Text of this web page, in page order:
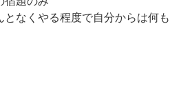
なくやる程度で自分からは何も